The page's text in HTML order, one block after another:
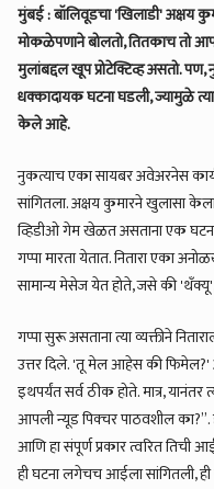
मुंबई : बॉलिवूडचा 'खिलाडी' अक्षय
मोकळेपणाने बोलतो, तितकाच तो
मुलांबद्दल खूप प्रोटेक्टिव्ह असतो.
धक्कादायक घटना घडली, ज्यामुळे
केले आहे.
नुकत्याच एका सायबर अवेअरनेस
सांगितला. अक्षय कुमारने खुलासा केला
व्हिडीओ गेम खेळत असताना एक
गप्पा मारता येतात. नितारा एका
सामान्य मेसेज येत होते, जसे की
गप्पा सुरू असताना त्या व्यक्तीने
उत्तर दिले. 'तू मेल आहेस की फिमेल?'
इथपर्यंत सर्व ठीक होते. मात्र,
आपली न्यूड पिक्चर पाठवशील
आणि हा संपूर्ण प्रकार त्वरित तिची
ही घटना लगेचच आईला सांगितली, ही